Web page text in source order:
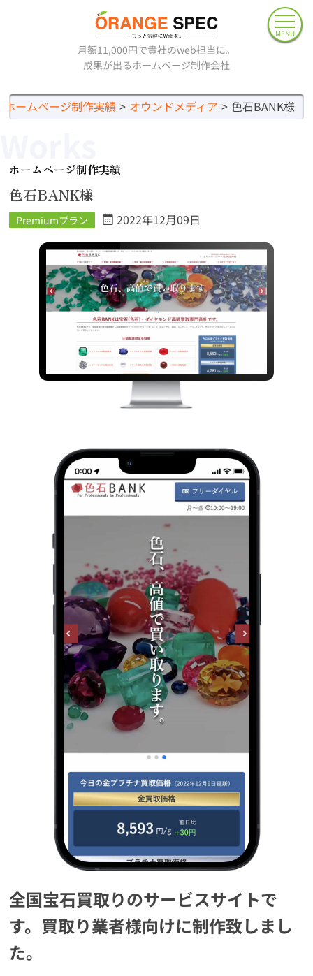
MENU
月額11,000円で貴社のweb担当に。
成果が出るホームページ制作会社
ホームページ制作実績 オウンドメディア 色石BANK様
ホームページ制作実績
色石BANK様
Premiumプラン 2022年12月09日
全国宝石買取りのサービスサイトで
す。買取り業者様向けに制作致しまし
た。